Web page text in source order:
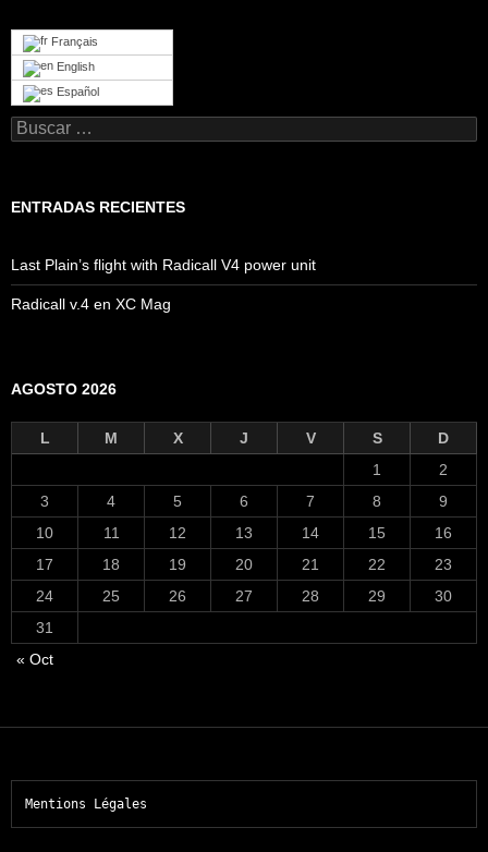
Français
English
Español
Buscar:
ENTRADAS RECIENTES
Last Plain’s flight with Radicall V4 power unit
Radicall v.4 en XC Mag
AGOSTO 2026
L M X J V S
D
1
2
3
4 5 6 7 8
9
10
11 12 13 14 15
16
17
18 19 20 21 22
23
24
25 26 27 28 29
30
31
« Oct
Mentions Légales